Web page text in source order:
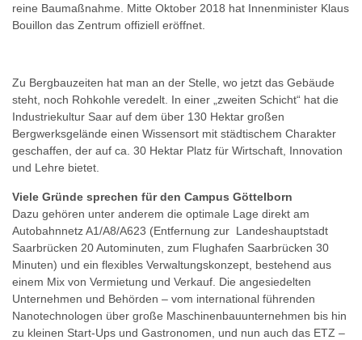
reine Baumaßnahme. Mitte Oktober 2018 hat Innenminister Klaus
Bouillon das Zentrum offiziell eröffnet.
Zu Bergbauzeiten hat man an der Stelle, wo jetzt das Gebäude
steht, noch Rohkohle veredelt. In einer „zweiten Schicht“ hat die
Industriekultur Saar auf dem über 130 Hektar großen
Bergwerksgelände einen Wissensort mit städtischem Charakter
geschaffen, der auf ca. 30 Hektar Platz für Wirtschaft, Innovation
und Lehre bietet.
Viele Gründe sprechen für den Campus Göttelborn
Dazu gehören unter anderem die optimale Lage direkt am
Autobahnnetz A1/A8/A623 (Entfernung zur Landeshauptstadt
Saarbrücken 20 Autominuten, zum Flughafen Saarbrücken 30
Minuten) und ein flexibles Verwaltungskonzept, bestehend aus
einem Mix von Vermietung und Verkauf. Die angesiedelten
Unternehmen und Behörden – vom international führenden
Nanotechnologen über große Maschinenbauunternehmen bis hin
zu kleinen Start-Ups und Gastronomen, und nun auch das ETZ –